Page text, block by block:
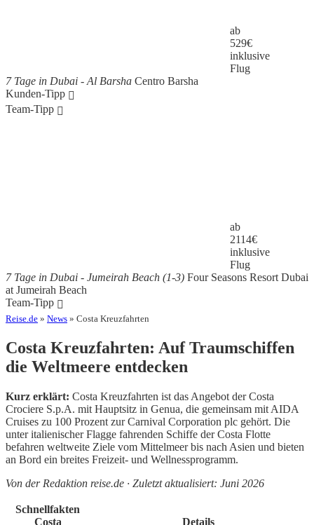
ab
529€
inklusive
Flug
7 Tage in Dubai - Al Barsha Centro Barsha
Kunden-Tipp
Team-Tipp
ab
2114€
inklusive
Flug
7 Tage in Dubai - Jumeirah Beach (1-3) Four Seasons Resort Dubai
at Jumeirah Beach
Team-Tipp
Reise.de » News » Costa Kreuzfahrten
Costa Kreuzfahrten: Auf Traumschiffen
die Weltmeere entdecken
Kurz erklärt: Costa Kreuzfahrten ist das Angebot der Costa
Crociere S.p.A. mit Hauptsitz in Genua, die gemeinsam mit AIDA
Cruises zu 100 Prozent zur Carnival Corporation plc gehört. Die
unter italienischer Flagge fahrenden Schiffe der Costa Flotte
befahren weltweite Ziele vom Mittelmeer bis nach Asien und bieten
an Bord ein breites Freizeit- und Wellnessprogramm.
Von der Redaktion reise.de · Zuletzt aktualisiert: Juni 2026
Schnellfakten
Costa
Details